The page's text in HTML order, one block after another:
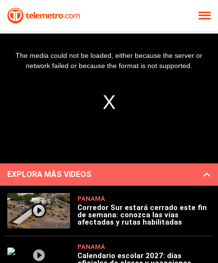
The media could not be loaded, either because the server or
network failed or because the format is not supported.
EXPLORA MÁS VIDEOS
PANAMÁ
Corredor Sur estará cerrado este fin
de semana: conozca las vías
afectadas y rutas habilitadas
PANAMÁ
Calendario escolar 2027: días